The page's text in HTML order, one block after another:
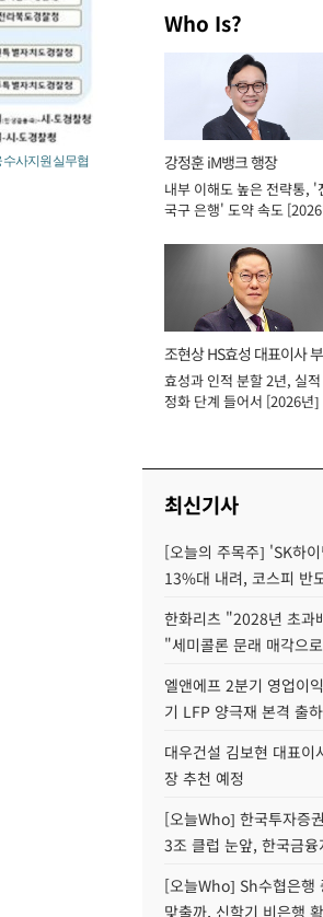
사지원 실무협
Who Is?
강정훈 iM뱅크 행장
내부 이해도 높은 전략통, '
국구 은행' 도약 속도
조현상 HS효성 대표이사
장
효성과 인적 분할 2년, 실
정화 단계 들어서 [2026년]
최신기사
[오늘의 주목주] 'SK하
13%대 내려, 코스피 반
한화리츠 "2028년 초과
"세미콜론 문래 매각으
엘앤에프 2분기 영업이
기 LFP 양극재 본격 출
대우건설 김보현 대표
장 추천 예정
[오늘Who] 한국투자증
3조 클럽 눈앞, 한국금융
[오늘Who] Sh수협은행
맞출까, 신학기 비은행